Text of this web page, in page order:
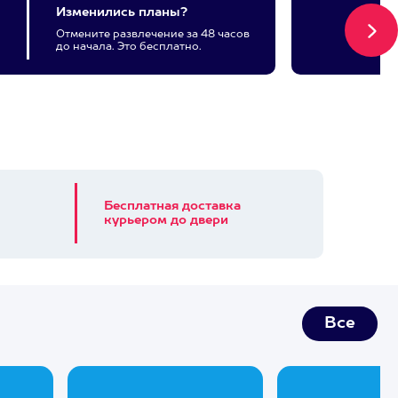
Изменились планы?
Отмените развлечение за 48 часов
до начала. Это бесплатно.
Бесплатная доставка
курьером до двери
Все